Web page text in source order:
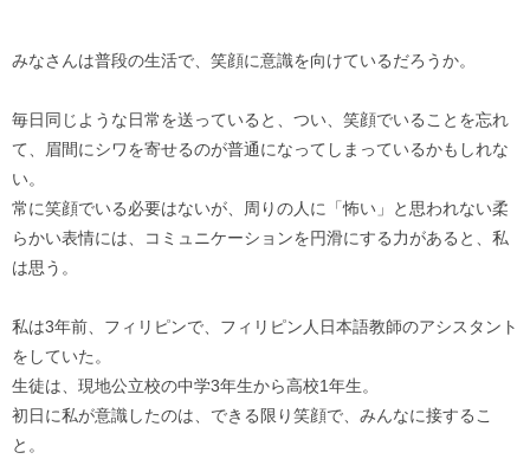
みなさんは普段の生活で、笑顔に意識を向けているだろうか。
毎日同じような日常を送っていると、つい、笑顔でいることを忘れ
て、眉間にシワを寄せるのが普通になってしまっているかもしれな
い。
常に笑顔でいる必要はないが、周りの人に「怖い」と思われない柔
らかい表情には、コミュニケーションを円滑にする力があると、私
は思う。
私は3年前、フィリピンで、フィリピン人日本語教師のアシスタント
をしていた。
生徒は、現地公立校の中学3年生から高校1年生。
初日に私が意識したのは、できる限り笑顔で、みんなに接するこ
と。